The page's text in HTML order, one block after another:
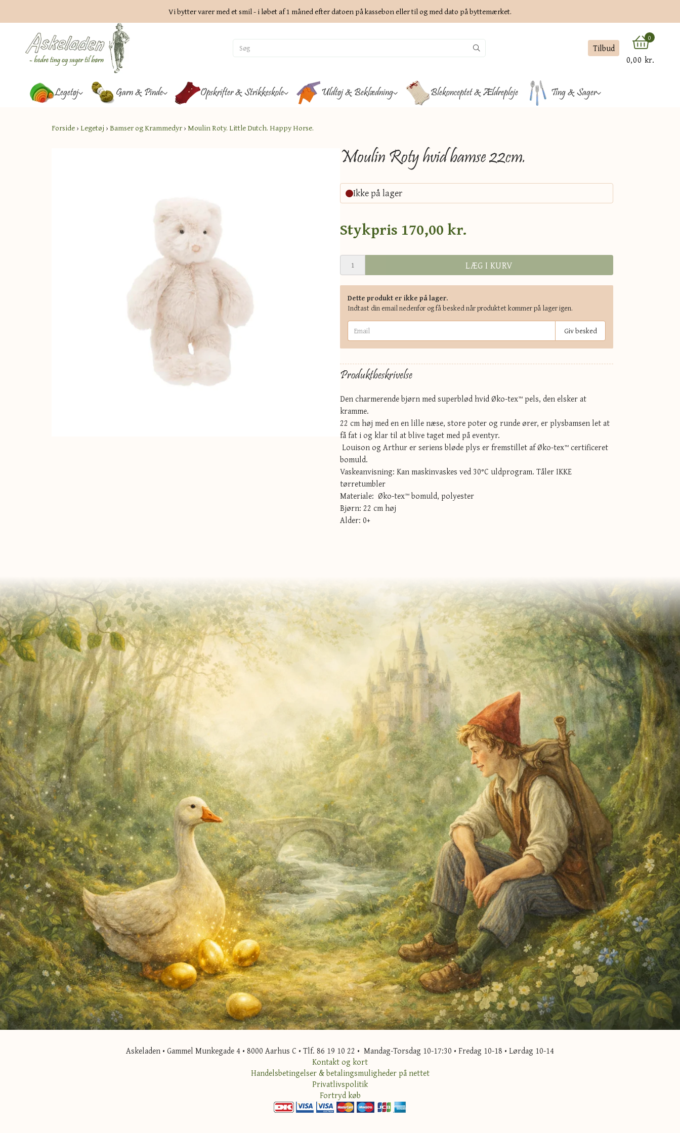
Vi bytter varer med et smil - i løbet af 1 måned efter datoen på kassebon eller til og med dato på byttemærket.
Tilbud
0
0,00 kr.
Legetøj Garn & Pinde Opskrifter & Strikkeskole Uldtøj & Beklædning Blekonceptet & Ældrepleje Ting & Sager
Forside› Legetøj ›Bamser og Krammedyr›Moulin Roty. Little Dutch. Happy Horse.
Moulin Roty hvid bamse 22cm.
Ikke på lager
Stykpris 170,00 kr.
LÆG I KURV
Dette produkt er ikke på lager.
Indtast din email nedenfor og få besked når produktet kommer på lager igen.
Giv besked
Produktbeskrivelse
Den charmerende bjørn med superblød hvid Øko-tex™ pels, den elsker at
kramme.
22 cm høj med en en lille næse, store poter og runde ører, er plysbamsen let at
få fat i og klar til at blive taget med på eventyr.
Louison og Arthur er seriens bløde plys er fremstillet af Øko-tex™ certificeret
bomuld.
Vaskeanvisning: Kan maskinvaskes ved 30°C uldprogram. Tåler IKKE
tørretumbler
Materiale: Øko-tex™ bomuld, polyester
Bjørn: 22 cm høj
Alder: 0+
Askeladen • Gammel Munkegade 4 • 8000 Aarhus C • Tlf. 86 19 10 22 • Mandag-Torsdag 10-17:30 • Fredag 10-18 • Lørdag 10-14
Kontakt og kort
Handelsbetingelser & betalingsmuligheder på nettet
Privatlivspolitik
Fortryd køb